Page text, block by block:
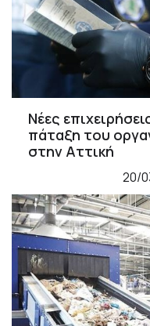
Νέες
πάταξη του
στην Αττική
20/